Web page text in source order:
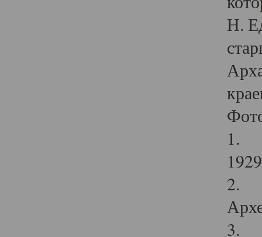
Н.
1.
2.
3.